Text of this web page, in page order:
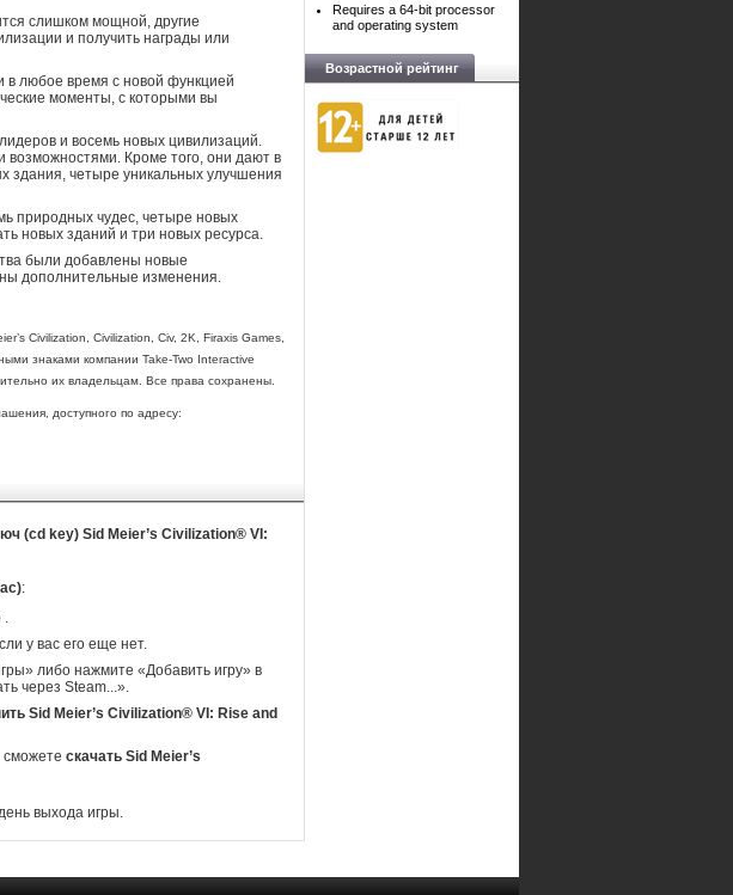
слишком мощной, другие
и получить награды или
любое время с новой функцией
моменты, с которыми вы
и восемь новых цивилизаций.
Кроме того, они дают в
здания, четыре уникальных улучшения
природных чудес, четыре новых
новых зданий и три новых ресурса.
были добавлены новые
дополнительные изменения.
Civilization, Civilization, Civ, 2K, Firaxis Games,
знаками компании Take-Two Interactive
их владельцам. Все права сохранены.
доступного по адресу:
(cd key) Sid Meier’s Civilization® VI:
:
.
у вас его еще нет.
либо нажмите «Добавить игру» в
через Steam...».
Sid Meier’s Civilization® VI: Rise and
сможете скачать Sid Meier’s
выхода игры.
Requires a 64-bit processor
and operating system
Возрастной рейтинг